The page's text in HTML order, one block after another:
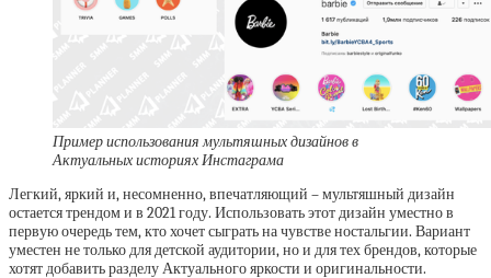
Пример использования мультяшных дизайнов в
Актуальных историях Инстаграма
Легкий, яркий и, несомненно, впечатляющий – мультяшный дизайн
остается трендом и в 2021 году. Использовать этот дизайн уместно в
первую очередь тем, кто хочет сыграть на чувстве ностальгии. Вариант
уместен не только для детской аудитории, но и для тех брендов, которые
хотят добавить разделу Актуального яркости и оригинальности.